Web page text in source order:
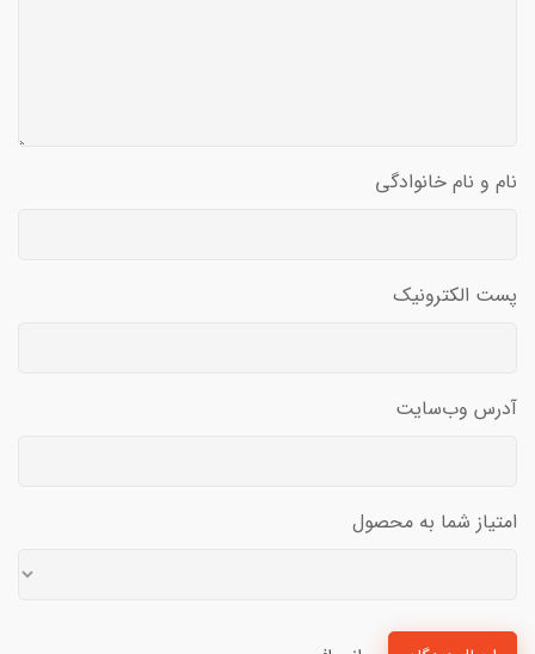
نام و نام خانوادگی
پست الکترونیک
آدرس وب‌سایت
امتیاز شما به محصول